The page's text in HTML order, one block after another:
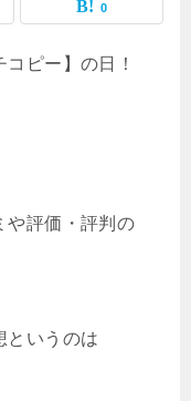
0
ピー】の日！
や評価・評判の
というのは